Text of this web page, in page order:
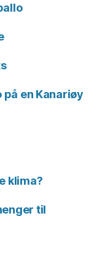
på en Kanariøy
klima?
til